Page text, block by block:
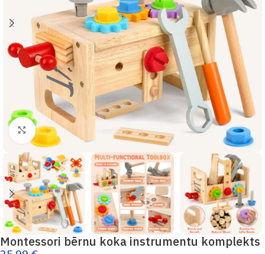
Palielināt
Montessori bērnu koka instrumentu komplekts